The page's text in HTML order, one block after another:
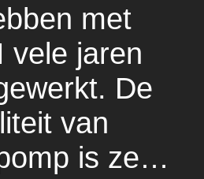
met
vele jaren
De
van
is zeer